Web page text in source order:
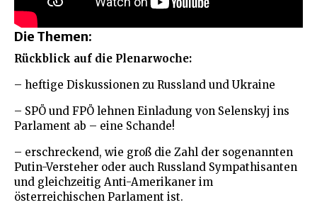
Die Themen:
Rückblick auf die Plenarwoche:
– heftige Diskussionen zu Russland und Ukraine
– SPÖ und FPÖ lehnen Einladung von Selenskyj ins
Parlament ab – eine Schande!
– erschreckend, wie groß die Zahl der sogenannten
Putin-Versteher oder auch Russland Sympathisanten
und gleichzeitig Anti-Amerikaner im
österreichischen Parlament ist.